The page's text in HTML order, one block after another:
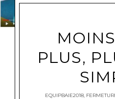
PLUS,
EQUIPBAIE2018,